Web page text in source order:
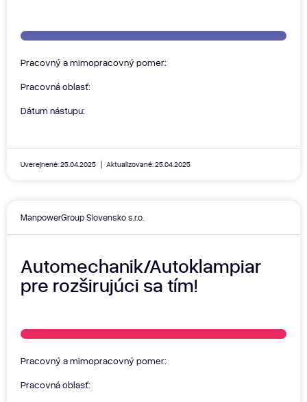
Pracovný a mimopracovný pomer:
Pracovná oblasť:
Dátum nástupu:
Uverejnené: 25.04.2025 Aktualizované: 25.04.2025
ManpowerGroup Slovensko s.r.o.
Automechanik/Autoklampiar
pre rozširujúci sa tím!
Pracovný a mimopracovný pomer:
Pracovná oblasť: